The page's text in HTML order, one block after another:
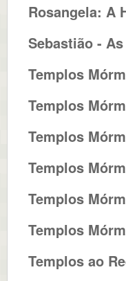
Rosangela: A
Sebastião -
Templos
Templos
Templos
Templos
Templos
Templos
Templos ao